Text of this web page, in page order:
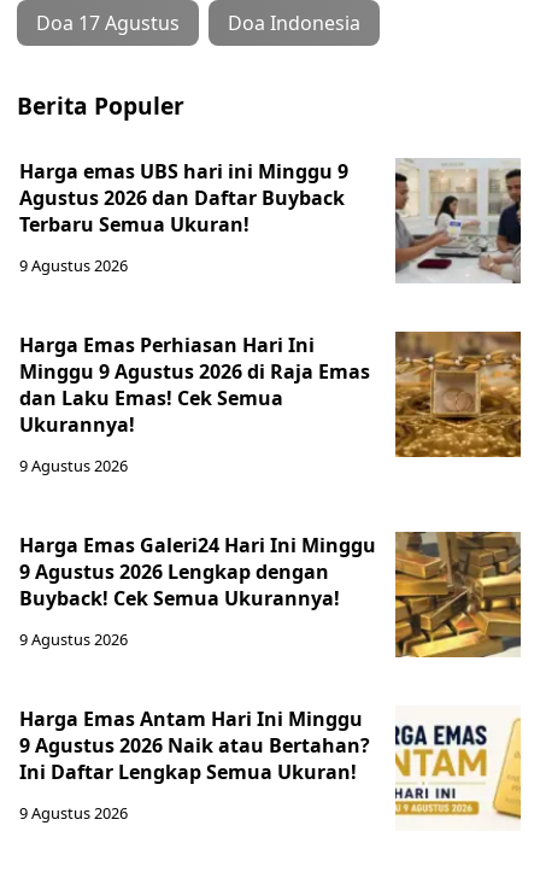
Doa 17 Agustus Doa Indonesia
Berita Populer
Harga emas UBS hari ini Minggu 9
Agustus 2026 dan Daftar Buyback
Terbaru Semua Ukuran!
9 Agustus 2026
Harga Emas Perhiasan Hari Ini
Minggu 9 Agustus 2026 di Raja Emas
dan Laku Emas! Cek Semua
Ukurannya!
9 Agustus 2026
Harga Emas Galeri24 Hari Ini Minggu
9 Agustus 2026 Lengkap dengan
Buyback! Cek Semua Ukurannya!
9 Agustus 2026
Harga Emas Antam Hari Ini Minggu
9 Agustus 2026 Naik atau Bertahan?
Ini Daftar Lengkap Semua Ukuran!
9 Agustus 2026